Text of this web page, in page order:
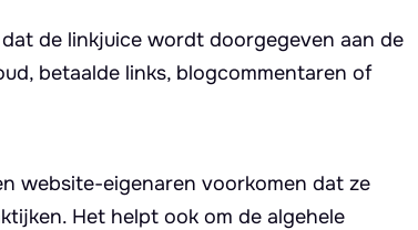
de linkjuice wordt doorgegeven aan de
betaalde links, blogcommentaren of
website-eigenaren voorkomen dat ze
Het helpt ook om de algehele